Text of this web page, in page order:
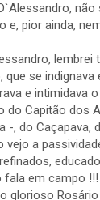
e, pior ainda,
lembrei
que se indignava
e intimidava
do Capitão dos
-, do Caçapava,
vejo a
fala em campo !!!
glorioso